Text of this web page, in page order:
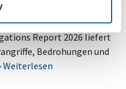
Report 2026 liefert
Bedrohungen und
Weiterlesen